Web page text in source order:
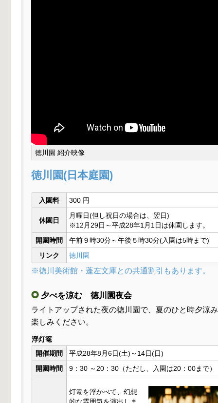
徳川園 紹介映像
徳川園(日本庭園)
入園料 300 円
休園日
月曜日(但し祝日の場合は、翌日)
※12月29日～平成28年1月1日は休園します。
開園時間
午前９時30分～午後５時30分(入園は5時まで)
リンク
徳川園
※徳川美術館・蓬左文庫との共通割引もあります。
夕べを涼む 徳川園夜会
ライトアップされた夜の徳川園で、夏のひと時夕涼
楽しみください。
浮灯篭
開催期間
平成28年8月6日(土)～14日(日)
開園時間
9：30 ～20：30（ただし、入園は20：00まで）
灯篭を浮かべて、幻想